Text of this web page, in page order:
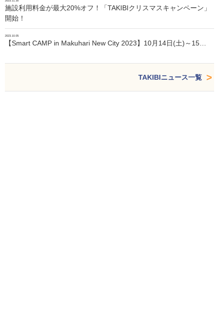
2023.11.30
施設利用料金が最大20%オフ！「TAKIBIクリスマスキャンペーン」
開始！
2023.10.05
【Smart CAMP in Makuhari New City 2023】10月14日(土)～15…
TAKIBIニュース一覧